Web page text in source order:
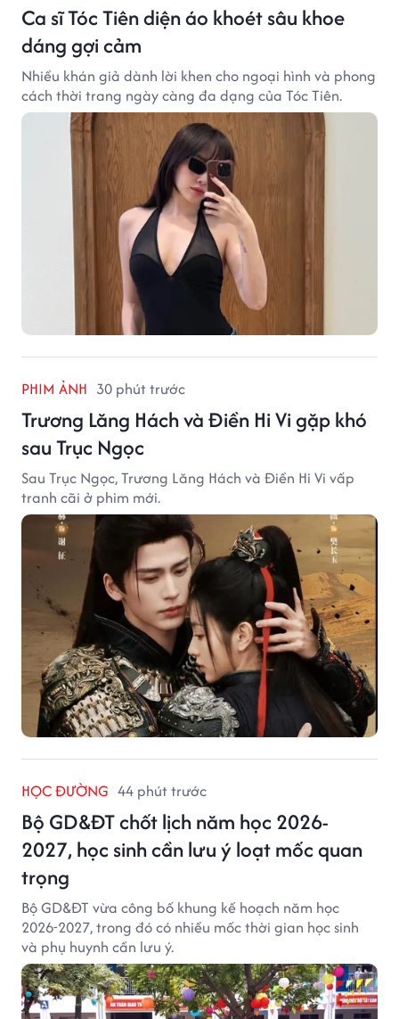
Ca sĩ Tóc Tiên diện áo khoét sâu khoe
dáng gợi cảm
Nhiều khán giả dành lời khen cho ngoại hình và phong
cách thời trang ngày càng đa dạng của Tóc Tiên.
PHIM ẢNH 30 phút trước
Trương Lăng Hách và Điền Hi Vi gặp khó
sau Trục Ngọc
Sau Trục Ngọc, Trương Lăng Hách và Điền Hi Vi vấp
tranh cãi ở phim mới.
HỌC ĐƯỜNG 44 phút trước
Bộ GD&ĐT chốt lịch năm học 2026-
2027, học sinh cần lưu ý loạt mốc quan
trọng
Bộ GD&ĐT vừa công bố khung kế hoạch năm học
2026-2027, trong đó có nhiều mốc thời gian học sinh
và phụ huynh cần lưu ý.